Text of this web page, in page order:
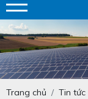
Trang chủ
Tin tức